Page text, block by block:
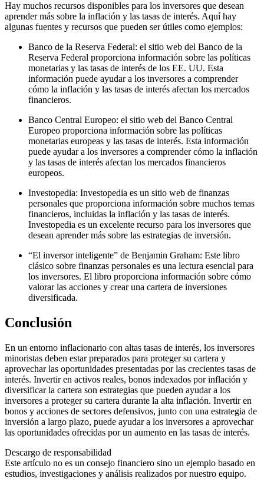
Hay muchos recursos disponibles para los inversores que desean
aprender más sobre la inflación y las tasas de interés. Aquí hay
algunas fuentes y recursos que pueden ser útiles como ejemplos:
Banco de la Reserva Federal: el sitio web del Banco de la
Reserva Federal proporciona información sobre las políticas
monetarias y las tasas de interés de los EE. UU. Esta
información puede ayudar a los inversores a comprender
cómo la inflación y las tasas de interés afectan los mercados
financieros.
Banco Central Europeo: el sitio web del Banco Central
Europeo proporciona información sobre las políticas
monetarias europeas y las tasas de interés. Esta información
puede ayudar a los inversores a comprender cómo la inflación
y las tasas de interés afectan los mercados financieros
europeos.
Investopedia: Investopedia es un sitio web de finanzas
personales que proporciona información sobre muchos temas
financieros, incluidas la inflación y las tasas de interés.
Investopedia es un excelente recurso para los inversores que
desean aprender más sobre las estrategias de inversión.
“El inversor inteligente” de Benjamin Graham: Este libro
clásico sobre finanzas personales es una lectura esencial para
los inversores. El libro proporciona información sobre cómo
valorar las acciones y crear una cartera de inversiones
diversificada.
Conclusión
En un entorno inflacionario con altas tasas de interés, los inversores
minoristas deben estar preparados para proteger su cartera y
aprovechar las oportunidades presentadas por las crecientes tasas de
interés. Invertir en activos reales, bonos indexados por inflación y
diversificar la cartera son estrategias que pueden ayudar a los
inversores a proteger su cartera durante la alta inflación. Invertir en
bonos y acciones de sectores defensivos, junto con una estrategia de
inversión a largo plazo, puede ayudar a los inversores a aprovechar
las oportunidades ofrecidas por un aumento en las tasas de interés.
Descargo de responsabilidad
Este artículo no es un consejo financiero sino un ejemplo basado en
estudios, investigaciones y análisis realizados por nuestro equipo.